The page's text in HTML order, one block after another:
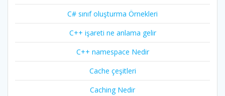
C# sınıf oluşturma Örnekleri
C++ işareti ne anlama gelir
C++ namespace Nedir
Cache çeşitleri
Caching Nedir